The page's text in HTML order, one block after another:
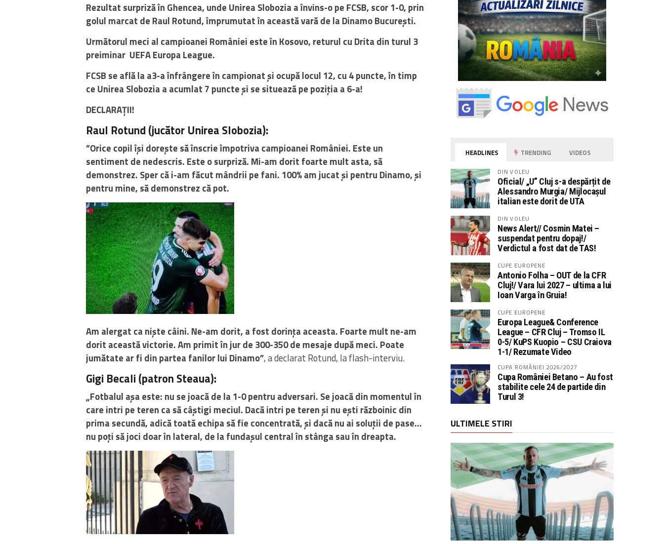
Rezultat surpriză în Ghencea, unde Unirea Slobozia a învins-o pe FCSB, scor 1-0, prin
golul marcat de Raul Rotund, împrumutat în această vară de la Dinamo București.
Următorul meci al campioanei României este în Kosovo, returul cu Drita din turul 3
preiminar UEFA Europa League.
FCSB se află la a3-a înfrângere în campionat și ocupă locul 12, cu 4 puncte, în timp
ce Unirea Slobozia a acumlat 7 puncte și se situează pe poziția a 6-a!
DECLARAȚII!
Raul Rotund (jucător Unirea Slobozia):
”Orice copil își dorește să înscrie împotriva campioanei României. Este un
sentiment de nedescris. Este o surpriză. Mi-am dorit foarte mult asta, să
demonstrez. Sper că i-am făcut mândrii pe fani. 100% am jucat și pentru Dinamo, și
pentru mine, să demonstrez că pot.
Am alergat ca niște câini. Ne-am dorit, a fost dorința aceasta. Foarte mult ne-am
dorit această victorie. Am primit în jur de 300-350 de mesaje după meci. Poate
jumătate ar fi din partea fanilor lui Dinamo”, a declarat Rotund, la flash-interviu.
Gigi Becali (patron Steaua):
„Fotbalul așa este: nu se joacă de la 1-0 pentru adversari. Se joacă din momentul în
care intri pe teren ca să câștigi meciul. Dacă intri pe teren și nu ești războinic din
prima secundă, adică toată echipa să fie concentrată, și dacă nu ai soluții de pase…
nu poți să joci doar în lateral, de la fundașul central în stânga sau în dreapta.
HEADLINES TRENDING VIDEOS
DIN VOLEU
Oficial/ „U” Cluj s-a despărțit de
Alessandro Murgia/ Mijlocașul
italian este dorit de UTA
DIN VOLEU
News Alert// Cosmin Matei –
suspendat pentru dopaj!/
Verdictul a fost dat de TAS!
CUPE EUROPENE
Antonio Folha – OUT de la CFR
Cluj!/ Vara lui 2027 – ultima a lui
Ioan Varga în Gruia!
CUPE EUROPENE
Europa League& Conference
League – CFR Cluj – Tromso IL
0-5/ KuPS Kuopio – CSU Craiova
1-1/ Rezumate Video
CUPA ROMÂNIEI 2026/2027
Cupa României Betano – Au fost
stabilite cele 24 de partide din
Turul 3!
ULTIMELE STIRI